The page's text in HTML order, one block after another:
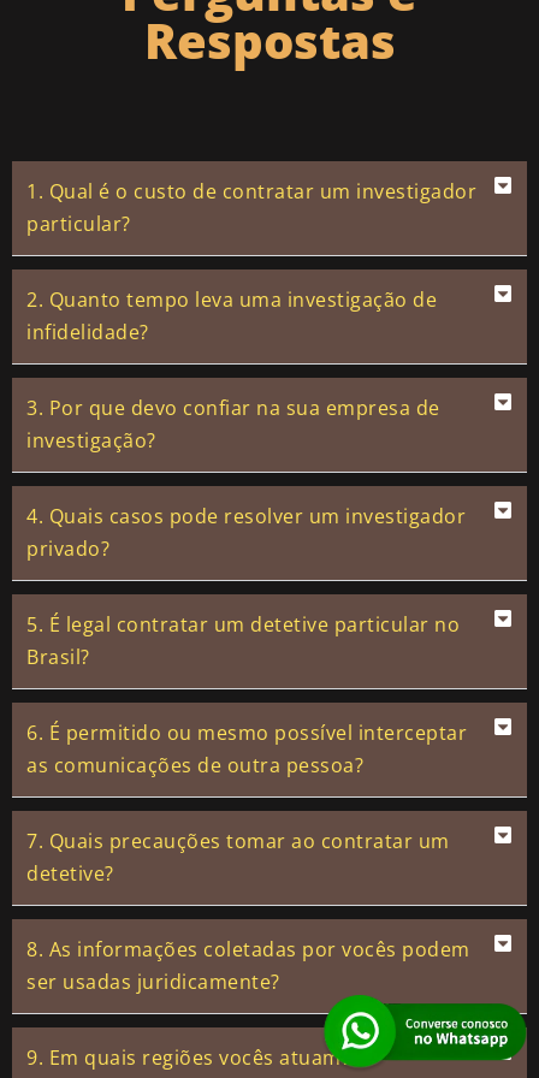
Respostas
1. Qual é o custo de contratar um investigador
particular?
2. Quanto tempo leva uma investigação de
infidelidade?
3. Por que devo confiar na sua empresa de
investigação?
4. Quais casos pode resolver um investigador
privado?
5. É legal contratar um detetive particular no
Brasil?
6. É permitido ou mesmo possível interceptar
as comunicações de outra pessoa?
7. Quais precauções tomar ao contratar um
detetive?
8. As informações coletadas por vocês podem
ser usadas juridicamente?
9. Em quais regiões vocês atuam?